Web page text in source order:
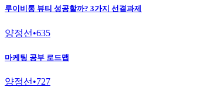
루이비통 뷰티 성공할까? 3가지 선결과제
양정선 •635
마케팅 공부 로드맵
양정선 •727